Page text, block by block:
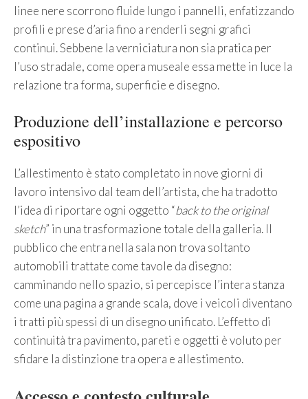
linee nere scorrono fluide lungo i pannelli, enfatizzando
profili e prese d’aria fino a renderli segni grafici
continui. Sebbene la verniciatura non sia pratica per
l’uso stradale, come opera museale essa mette in luce la
relazione tra forma, superficie e disegno.
Produzione dell’installazione e percorso
espositivo
L’allestimento è stato completato in nove giorni di
lavoro intensivo dal team dell’artista, che ha tradotto
l’idea di riportare ogni oggetto “back to the original
sketch” in una trasformazione totale della galleria. Il
pubblico che entra nella sala non trova soltanto
automobili trattate come tavole da disegno:
camminando nello spazio, si percepisce l’intera stanza
come una pagina a grande scala, dove i veicoli diventano
i tratti più spessi di un disegno unificato. L’effetto di
continuità tra pavimento, pareti e oggetti è voluto per
sfidare la distinzione tra opera e allestimento.